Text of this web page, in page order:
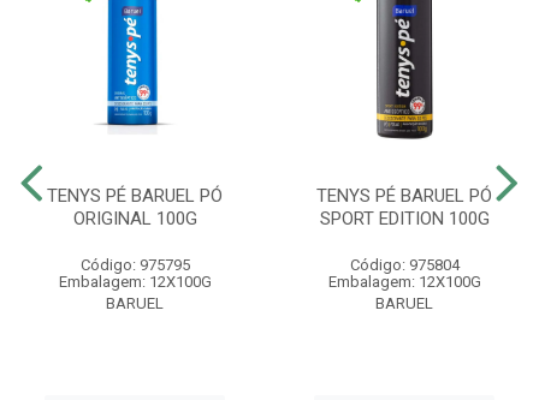
TENYS PÉ BARUEL PÓ
ORIGINAL 100G
Código: 975795
Embalagem: 12X100G
BARUEL
TENYS PÉ BARUEL PÓ
SPORT EDITION 100G
Código: 975804
Embalagem: 12X100G
BARUEL